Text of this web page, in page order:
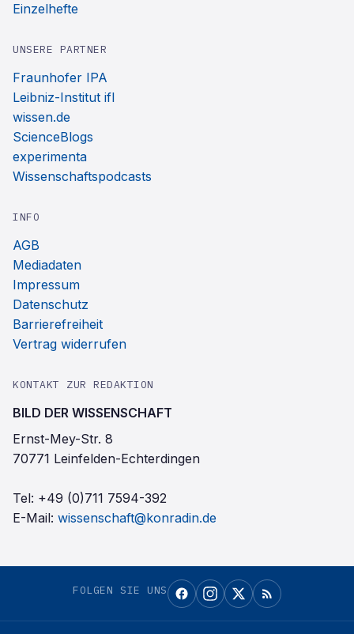
Einzelhefte
UNSERE PARTNER
Fraunhofer IPA
Leibniz-Institut ifl
wissen.de
ScienceBlogs
experimenta
Wissenschaftspodcasts
INFO
AGB
Mediadaten
Impressum
Datenschutz
Barrierefreiheit
Vertrag widerrufen
KONTAKT ZUR REDAKTION
BILD DER WISSENSCHAFT
Ernst-Mey-Str. 8
70771 Leinfelden-Echterdingen
Tel: +49 (0)711 7594-392
E-Mail: wissenschaft@konradin.de
FOLGEN SIE UNS